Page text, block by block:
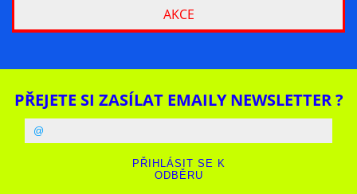
AKCE
PŘEJETE SI ZASÍLAT EMAILY NEWSLETTER ?